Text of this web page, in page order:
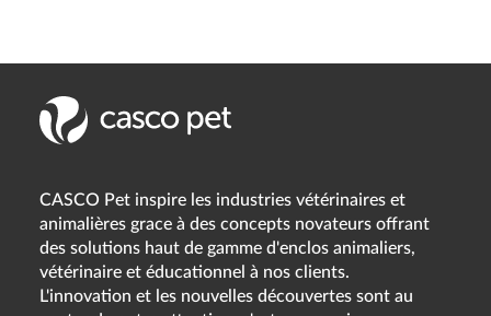
CASCO Pet inspire les industries vétérinaires et
animalières grace à des concepts novateurs offrant
des solutions haut de gamme d'enclos animaliers,
vétérinaire et éducationnel à nos clients.
L'innovation et les nouvelles découvertes sont au